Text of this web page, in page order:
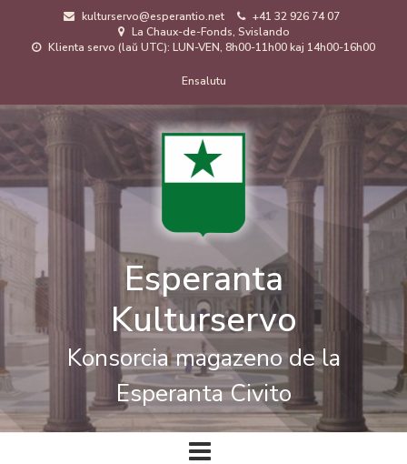
kulturservo@esperantio.net
+41 32 926 74 07
La Chaux-de-Fonds, Svislando
Klienta servo (laŭ UTC): LUN-VEN, 8h00-11h00 kaj 14h00-16h00
de
uzanto
Ensalutu
Esperanta
Kulturservo
Konsorcia magazeno de la
Esperanta Civito
Ĉefa